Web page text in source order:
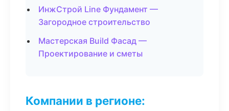
ИнжСтрой Line Фундамент —
Загородное строительство
Мастерская Build Фасад —
Проектирование и сметы
Компании в регионе: